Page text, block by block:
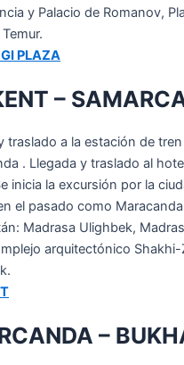
y Palacio de Romanov,
PLAZA
–
traslado a la estación de
. Llegada y traslado al
inicia la excursión por la
el pasado como
Madrasa Ulighbek,
arquitectónico
–